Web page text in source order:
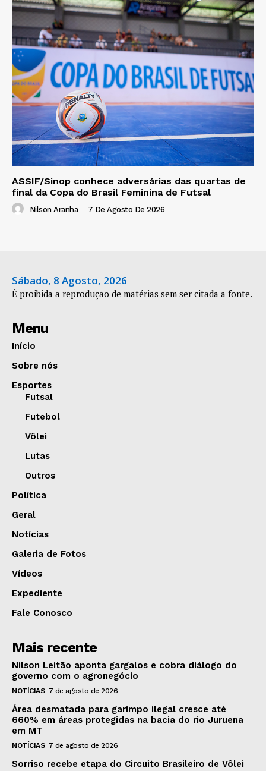
ASSIF/Sinop conhece adversárias das quartas de
final da Copa do Brasil Feminina de Futsal
Nilson Aranha - 7 De Agosto De 2026
Sábado, 8 Agosto, 2026
É proibida a reprodução de matérias sem ser citada a fonte.
Menu
Início
Sobre nós
Esportes
Futsal
Futebol
Vôlei
Lutas
Outros
Política
Geral
Notícias
Galeria de Fotos
Vídeos
Expediente
Fale Conosco
Mais recente
Nilson Leitão aponta gargalos e cobra diálogo do
governo com o agronegócio
NOTÍCIAS 7 de agosto de 2026
Área desmatada para garimpo ilegal cresce até
660% em áreas protegidas na bacia do rio Juruena
em MT
NOTÍCIAS 7 de agosto de 2026
Sorriso recebe etapa do Circuito Brasileiro de Vôlei